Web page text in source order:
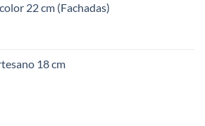
22 cm (Fachadas)
18 cm